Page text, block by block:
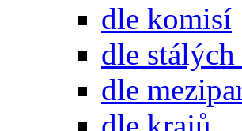
dle komisí
dle
dle